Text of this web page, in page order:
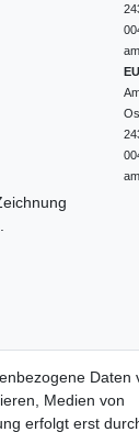
Daten
Medien von
erfolgt erst